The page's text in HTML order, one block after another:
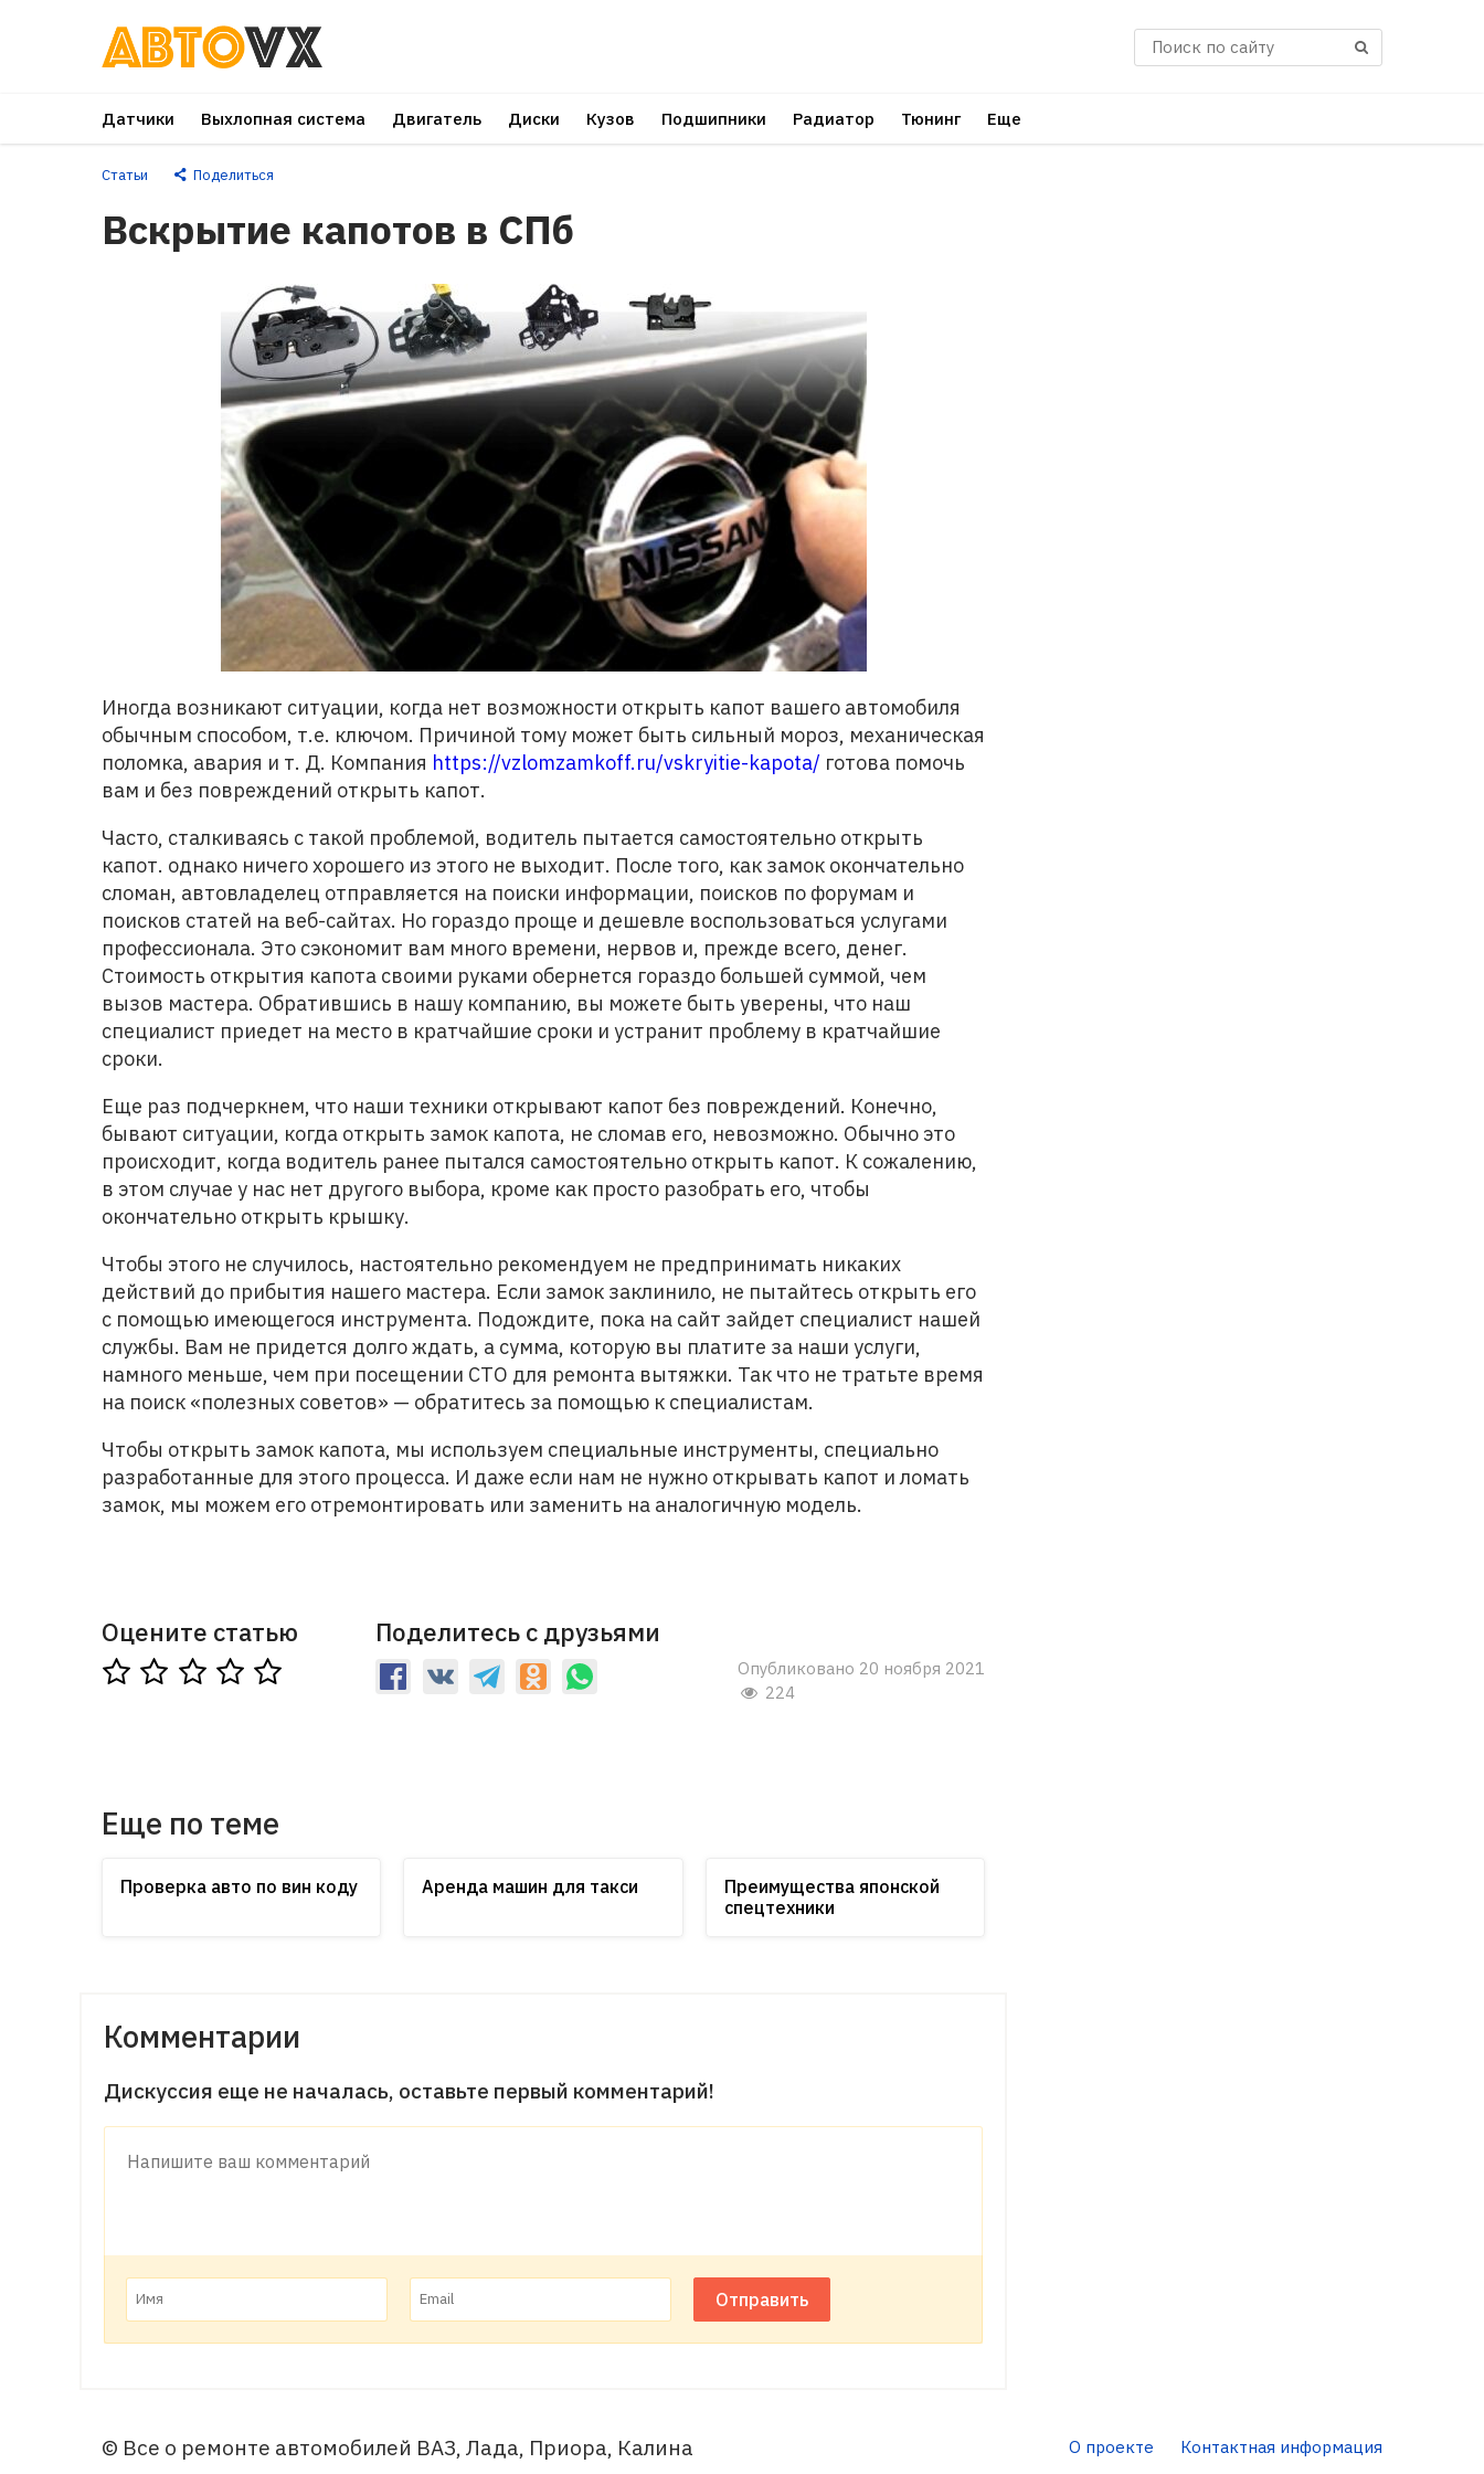
Перейти
основному
контенту
Поиск
Датчики Выхлопная система Двигатель Диски Кузов Подшипники Радиатор Тюнинг Еще
Статьи Поделиться
Вскрытие капотов в СПб
Иногда возникают ситуации, когда нет возможности открыть капот вашего автомобиля
обычным способом, т.е. ключом. Причиной тому может быть сильный мороз, механическая
поломка, авария и т. Д. Компания https://vzlomzamkoff.ru/vskryitie-kapota/ готова помочь
вам и без повреждений открыть капот.
Часто, сталкиваясь с такой проблемой, водитель пытается самостоятельно открыть
капот. однако ничего хорошего из этого не выходит. После того, как замок окончательно
сломан, автовладелец отправляется на поиски информации, поисков по форумам и
поисков статей на веб-сайтах. Но гораздо проще и дешевле воспользоваться услугами
профессионала. Это сэкономит вам много времени, нервов и, прежде всего, денег.
Стоимость открытия капота своими руками обернется гораздо большей суммой, чем
вызов мастера. Обратившись в нашу компанию, вы можете быть уверены, что наш
специалист приедет на место в кратчайшие сроки и устранит проблему в кратчайшие
сроки.
Еще раз подчеркнем, что наши техники открывают капот без повреждений. Конечно,
бывают ситуации, когда открыть замок капота, не сломав его, невозможно. Обычно это
происходит, когда водитель ранее пытался самостоятельно открыть капот. К сожалению,
в этом случае у нас нет другого выбора, кроме как просто разобрать его, чтобы
окончательно открыть крышку.
Чтобы этого не случилось, настоятельно рекомендуем не предпринимать никаких
действий до прибытия нашего мастера. Если замок заклинило, не пытайтесь открыть его
с помощью имеющегося инструмента. Подождите, пока на сайт зайдет специалист нашей
службы. Вам не придется долго ждать, а сумма, которую вы платите за наши услуги,
намного меньше, чем при посещении СТО для ремонта вытяжки. Так что не тратьте время
на поиск «полезных советов» — обратитесь за помощью к специалистам.
Чтобы открыть замок капота, мы используем специальные инструменты, специально
разработанные для этого процесса. И даже если нам не нужно открывать капот и ломать
замок, мы можем его отремонтировать или заменить на аналогичную модель.
Оцените статью Поделитесь с друзьями
Опубликовано 20 ноября 2021
224
Еще по теме
Проверка авто по вин коду Аренда машин для такси
Преимущества японской
спецтехники
Комментарии
Дискуссия еще не началась, оставьте первый комментарий!
Отправить
© Все о ремонте автомобилей ВАЗ, Лада, Приора, Калина О проекте Контактная информация